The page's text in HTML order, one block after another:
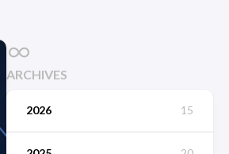
ARCHIVES
2026 15